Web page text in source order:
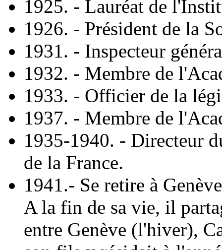
1925. - Lauréat de
1926. - Président de la
1931. - Inspecteur
1932. - Membre de
1933. - Officier de la
1937. - Membre de
1935-1940. - Directeur
de la France.
1941.- Se retire à
A la fin de sa vie, il
entre Genève (l'hiver),